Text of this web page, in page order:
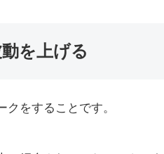
を上げる
をすることです。